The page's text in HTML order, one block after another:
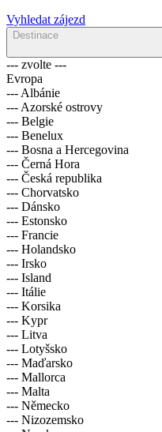
Vyhledat zájezd
Destinace
--- zvolte ---
Evropa
--- Albánie
--- Azorské ostrovy
--- Belgie
--- Benelux
--- Bosna a Hercegovina
--- Černá Hora
--- Česká republika
--- Chorvatsko
--- Dánsko
--- Estonsko
--- Francie
--- Holandsko
--- Irsko
--- Island
--- Itálie
--- Korsika
--- Kypr
--- Litva
--- Lotyšsko
--- Maďarsko
--- Mallorca
--- Malta
--- Německo
--- Nizozemsko